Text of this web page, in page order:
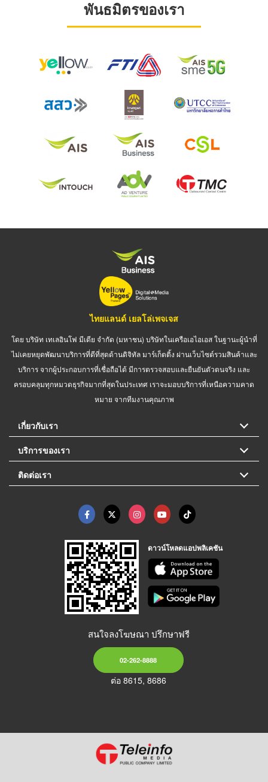
พันธมิตรของเรา
ไทยแลนด์ เยลโล่เพจเจส
โดย บริษัท เทเลอินโฟ มีเดีย จำกัด (มหาชน) บริษัทในเครือเอไอเอส ในฐานะผู้นำที่
ไม่เคยหยุดพัฒนาบริการที่ดีที่สุดด้านดิจิทัล มาร์เก็ตติ้ง ผ่านเว็บไซต์รวมสินค้าและ
บริการ จากผู้ประกอบการที่เชื่อถือได้ มีการตรวจสอบและยืนยันตัวตนจริง และ
ครอบคลุมทุกหมวดธุรกิจมากที่สุดในประเทศ เราจะมอบบริการที่เหนือความคาด
หมาย จากทีมงานคุณภาพ
เกี่ยวกับเรา
บริการของเรา
ติดต่อเรา
ดาวน์โหลดแอปพลิเคชัน
สนใจลงโฆษณา ปรึกษาฟรี
02-262-8888
ต่อ 8615, 8686